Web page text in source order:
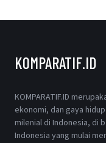
KOMPARATIF.ID
KOMPARATIF.ID
ekonomi, dan gaya
milenial di Indonesia, di
Indonesia yang mulai